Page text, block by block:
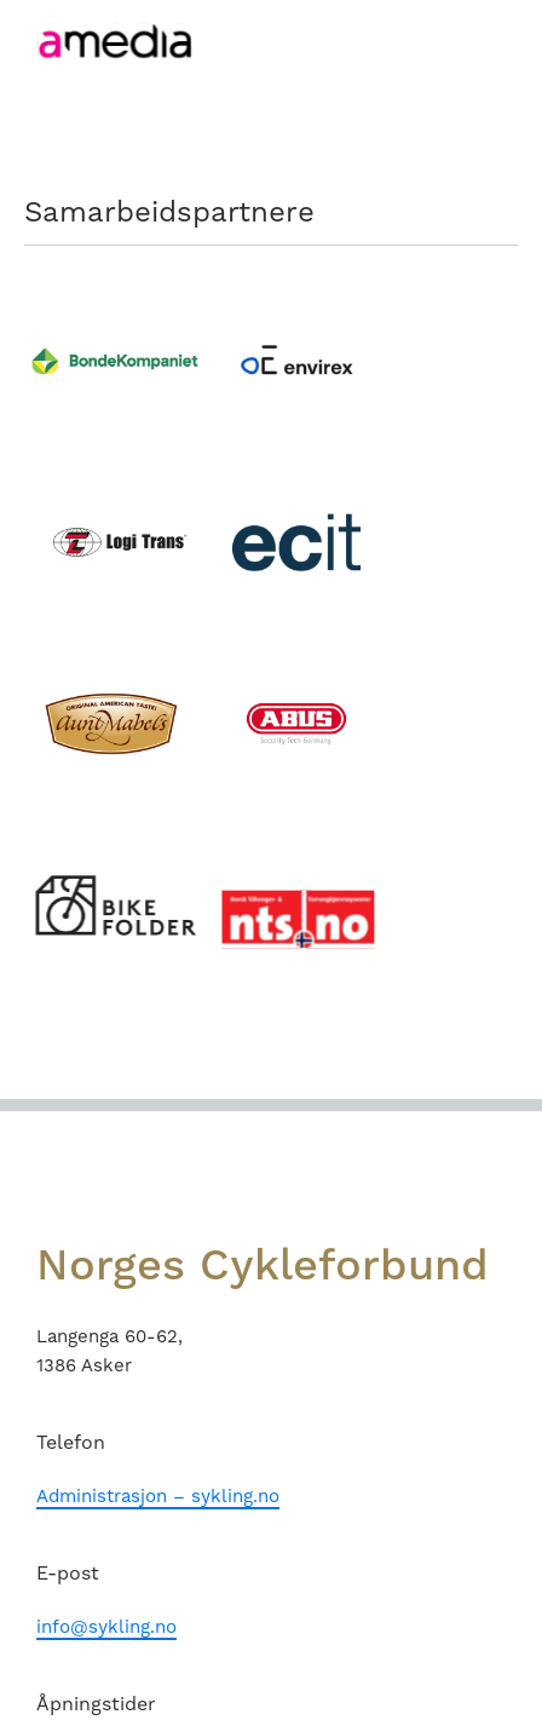
Samarbeidspartnere
Footer
Norges Cykleforbund
Langenga 60-62,
1386 Asker
Telefon
Administrasjon – sykling.no
E-post
info@sykling.no
Åpningstider